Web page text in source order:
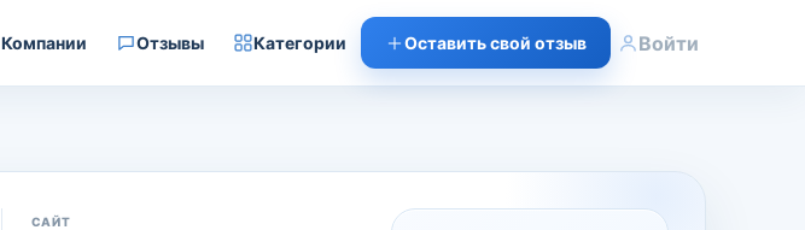
Компании Отзывы Категории Оставить свой отзыв Войти
САЙТ